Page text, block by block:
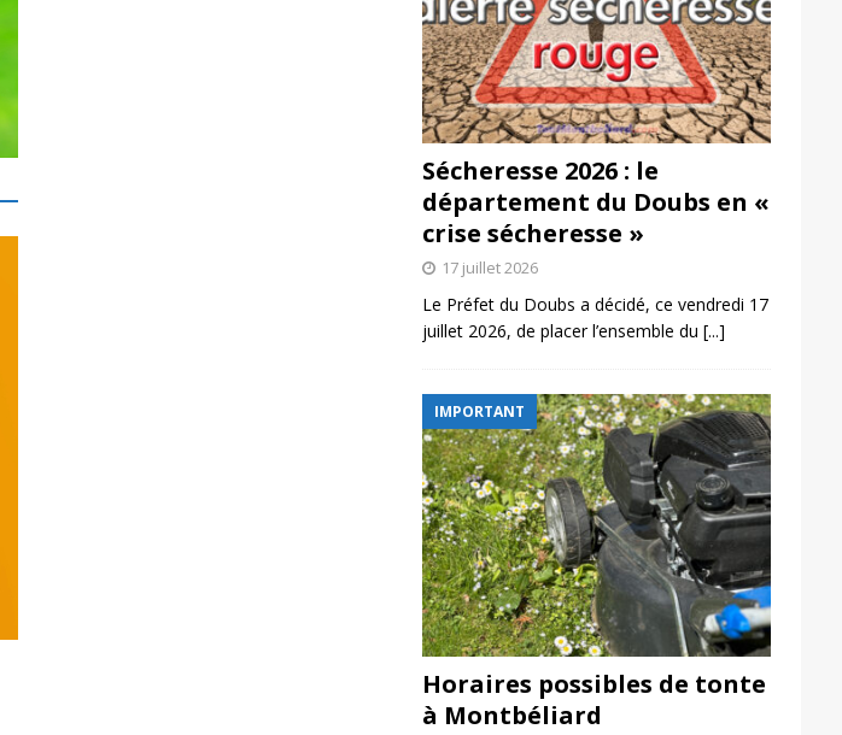
Sécheresse 2026 : le
département du Doubs en «
crise sécheresse »
17 juillet 2026
Le Préfet du Doubs a décidé, ce vendredi 17
juillet 2026, de placer l’ensemble du [...]
IMPORTANT
Horaires possibles de tonte
à Montbéliard